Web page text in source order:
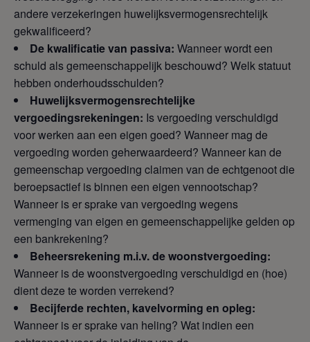
andere verzekeringen huwelijksvermogensrechtelijk
gekwalificeerd?
De kwalificatie van passiva: Wanneer wordt een
schuld als gemeenschappelijk beschouwd? Welk statuut
hebben onderhoudsschulden?
Huwelijksvermogensrechtelijke
vergoedingsrekeningen: Is vergoeding verschuldigd
voor werken aan een eigen goed? Wanneer mag de
vergoeding worden geherwaardeerd? Wanneer kan de
gemeenschap vergoeding claimen van de echtgenoot die
beroepsactief is binnen een eigen vennootschap?
Wanneer is er sprake van vergoeding wegens
vermenging van eigen en gemeenschappelijke gelden op
een bankrekening?
Beheersrekening m.i.v. de woonstvergoeding:
Wanneer is de woonstvergoeding verschuldigd en (hoe)
dient deze te worden verrekend?
Becijferde rechten, kavelvorming en opleg:
Wanneer is er sprake van heling? Wat indien een